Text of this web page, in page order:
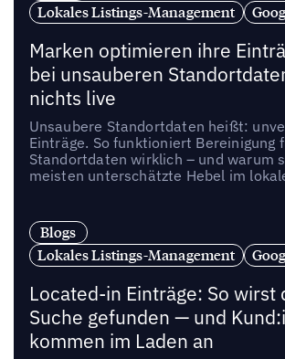
Lokales Listings-Management
Marken optimieren ihre
bei unsauberen
nichts live
Unsaubere Standortdaten heißt:
Einträge. So funktioniert Bereinigung
Standortdaten wirklich – und warum
meisten unterschätzte Hebel im
Blogs
Lokales Listings-Management
Located-in Einträge: So wirst
Suche gefunden — und
kommen im Laden an